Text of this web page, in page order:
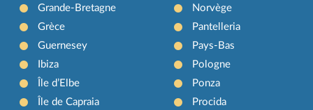
Grande-Bretagne
Grèce
Guernesey
Ibiza
Île d’Elbe
Île de Capraia
Norvège
Pantelleria
Pays-Bas
Pologne
Ponza
Procida